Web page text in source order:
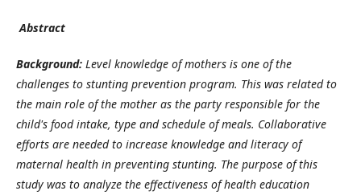
Abstract
Background: Level knowledge of mothers is one of the
challenges to stunting prevention program. This was related to
the main role of the mother as the party responsible for the
child's food intake, type and schedule of meals. Collaborative
efforts are needed to increase knowledge and literacy of
maternal health in preventing stunting. The purpose of this
study was to analyze the effectiveness of health education